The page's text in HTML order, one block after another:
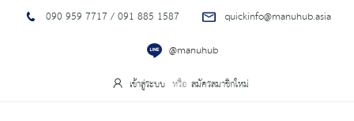
090 959 7717 / 091 885 1587
quickinfo@manuhub.asia
@manuhub
เข้าสู่ระบบ สมัครสมาชิกใหม่